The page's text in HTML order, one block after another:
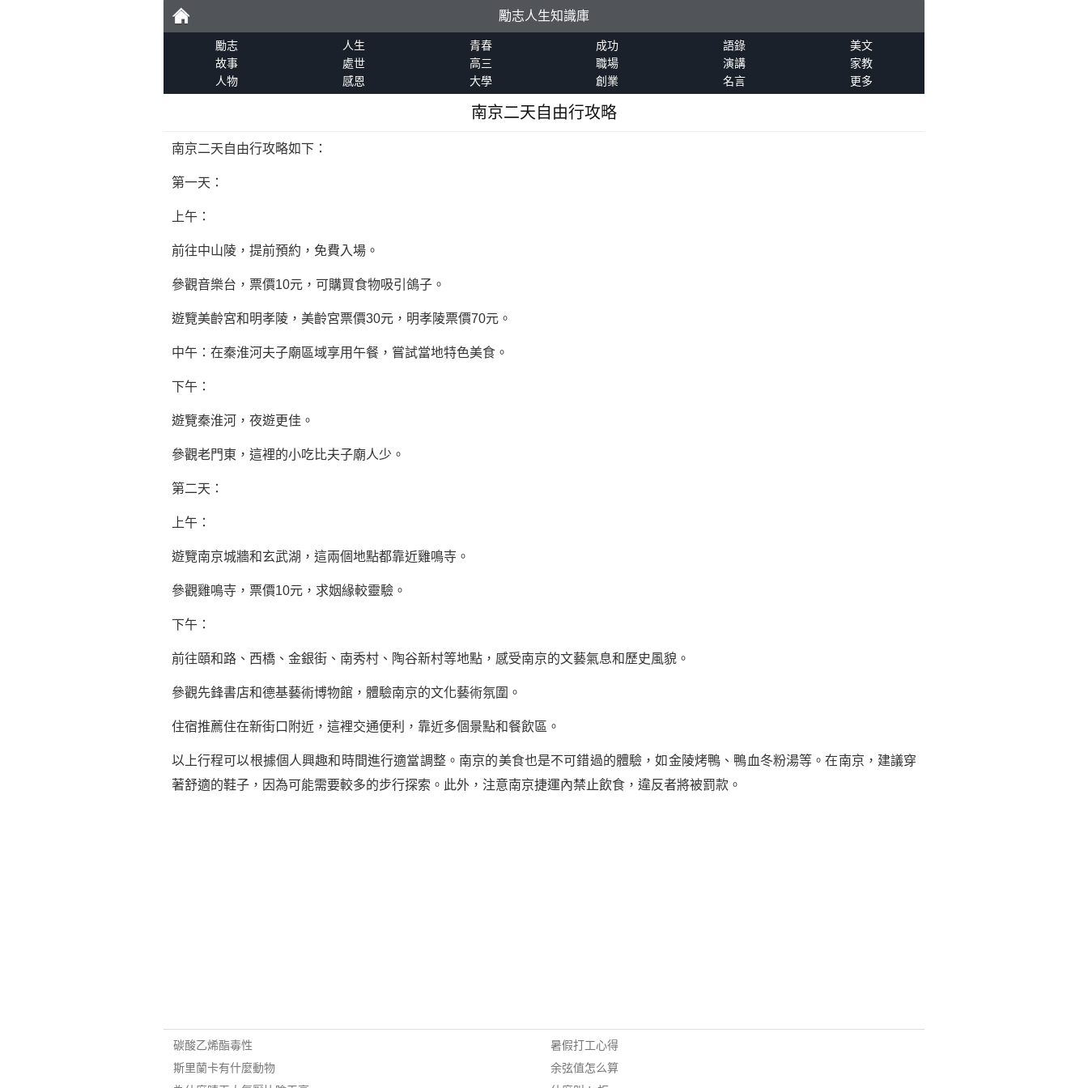
勵
勵志人生知識庫
勵志 人生 青春 成功 語錄
美文
故事
處世 高三 職場 演講
家教
人物
感恩 大學 創業 名言 更多
南京二天自由行攻略
南京二天自由行攻略如下：
第一天：
上午：
前往中山陵，提前預約，免費入場。
參觀音樂台，票價10元，可購買食物吸引鴿子。
遊覽美齡宮和明孝陵，美齡宮票價30元，明孝陵票價70元。
中午：在秦淮河夫子廟區域享用午餐，嘗試當地特色美食。
下午：
遊覽秦淮河，夜遊更佳。
參觀老門東，這裡的小吃比夫子廟人少。
第二天：
上午：
遊覽南京城牆和玄武湖，這兩個地點都靠近雞鳴寺。
參觀雞鳴寺，票價10元，求姻緣較靈驗。
下午：
前往頤和路、西橋、金銀街、南秀村、陶谷新村等地點，感受南京的文藝氣息和歷史風貌。
參觀先鋒書店和德基藝術博物館，體驗南京的文化藝術氛圍。
住宿推薦住在新街口附近，這裡交通便利，靠近多個景點和餐飲區。
以上行程可以根據個人興趣和時間進行適當調整。南京的美食也是不可錯過的體驗，如金陵烤鴨、鴨血冬粉湯等。在南京，建議穿
著舒適的鞋子，因為可能需要較多的步行探索。此外，注意南京捷運內禁止飲食，違反者將被罰款。
碳酸乙烯酯毒性
斯里蘭卡有什麼動物
暑假打工心得
余弦值怎么算